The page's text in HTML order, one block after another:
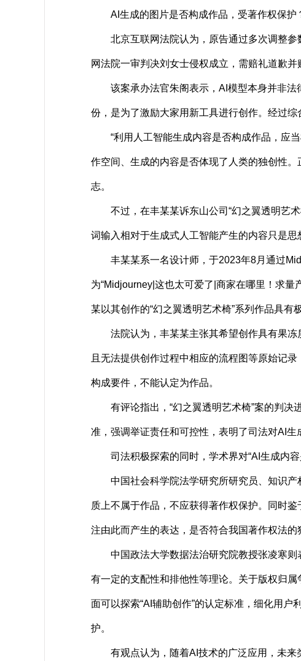
AI生成的图片是否构成作品，受著作权保护？
北京互联网法院认为，原告通过多次调整参
网法院一审判决刘女士侵权成立，需赔礼道歉并
该案承办法官朱阁表示，AI模型本身并非法
份，是为了激励大家用新工具进行创作。经过
“利用人工智能生成内容是否构成作品，应当
作空间、生成的内容是否体现了人类的独创性
志。
不过，在丰某某诉东山公司“幻之翼透明艺术
词输入相对于生成式人工智能产生的内容只是
丰某某系一名设计师，于2023年8月通过
为“Midjourney|这也太可爱了|商家在哪里！求
某以其创作的“幻之翼透明艺术椅”系列作品具
法院认为，丰某某主张其希望创作具有果冻
且无法提供创作过程中相应的流程图等原始记
构成要件，不能认定为作品。
有评论指出，“幻之翼透明艺术椅”案的判决进
准，强调举证责任和可控性，表明了司法对AI生
司法积极探索的同时，学术界对“AI生成内容
中国社会科学院法学研究所研究员、知识产
质上不属于作品，不应获得著作权保护。同时
注由此而产生的表达，是否符合我国著作权法的
中国政法大学数据法治研究院教授张凌寒则
有一定的支配性和排他性等理论。关于版权归
面可以探索“AI辅助创作”的认定标准，细化用
护。
有观点认为，随着AI技术的广泛应用，未来